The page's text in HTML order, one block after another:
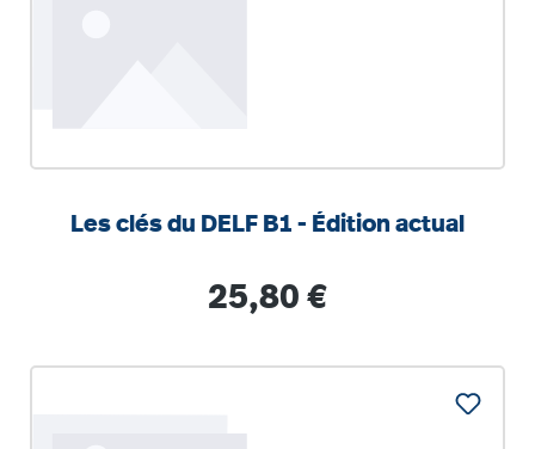
Les clés du DELF B1 - Édition actual
Regulärer Preis:
25,80 €